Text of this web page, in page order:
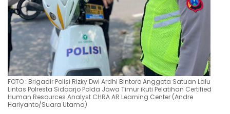
FOTO : Brigadir Polisi Rizky Dwi Ardhi Bintoro Anggota Satuan Lalu
Lintas Polresta Sidoarjo Polda Jawa Timur ikuti Pelatihan Certified
Human Resources Analyst CHRA AR Learning Center (Andre
Hariyanto/Suara Utama)